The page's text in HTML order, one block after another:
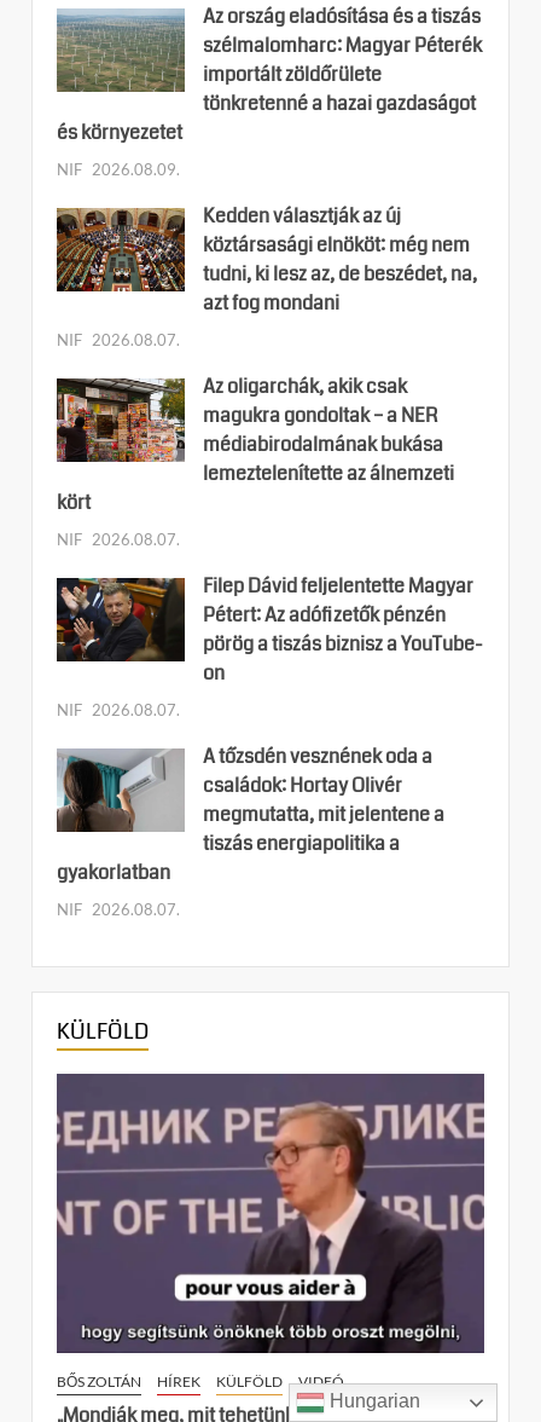
Az ország eladósítása és a tiszás
szélmalomharc: Magyar Péterék
importált zöldőrülete
tönkretenné a hazai gazdaságot
és környezetet
NIF 2026.08.09.
Kedden választják az új
köztársasági elnököt: még nem
tudni, ki lesz az, de beszédet, na,
azt fog mondani
NIF 2026.08.07.
Az oligarchák, akik csak
magukra gondoltak – a NER
médiabirodalmának bukása
lemeztelenítette az álnemzeti
kört
NIF 2026.08.07.
Filep Dávid feljelentette Magyar
Pétert: Az adófizetők pénzén
pörög a tiszás biznisz a YouTube-
on
NIF 2026.08.07.
A tőzsdén vesznének oda a
családok: Hortay Olivér
megmutatta, mit jelentene a
tiszás energiapolitika a
gyakorlatban
NIF 2026.08.07.
KÜLFÖLD
BŐS ZOLTÁN HÍREK KÜLFÖLD VIDEÓ
„Mondják meg, mit tehetünk, hogy több oroszt
Hungarian